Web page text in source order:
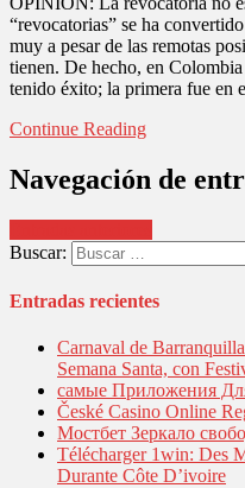
“revocatorias” se ha
muy a pesar de las remotas
tienen. De hecho, en
tenido éxito; la primera fue
Continue Reading
Navegación de
Buscar:
Entradas recientes
Carnaval de
Semana Santa, con
самые Приложения
České Casino Online
Мостбет Зеркало
Télécharger 1win: Des
Durante Côte D’ivoire